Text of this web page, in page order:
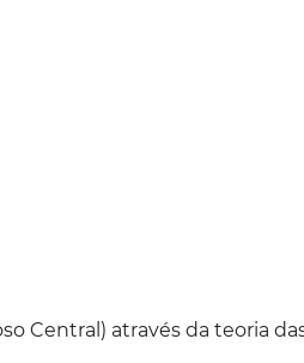
Central) através da teoria